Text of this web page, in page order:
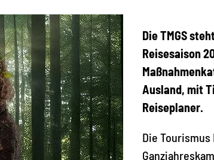
Die TMGS
Reisesaison
Ausland, mit
Reiseplaner.
Die Tourismus